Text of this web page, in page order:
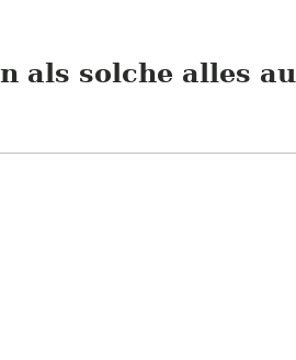
als solche alles